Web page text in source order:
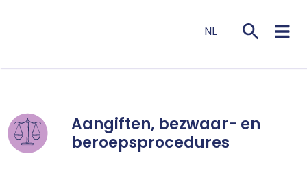
NL
Aangiften, bezwaar- en
beroepsprocedures